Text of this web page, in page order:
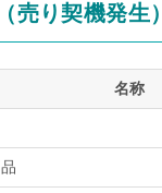
売り契機発生）
名称